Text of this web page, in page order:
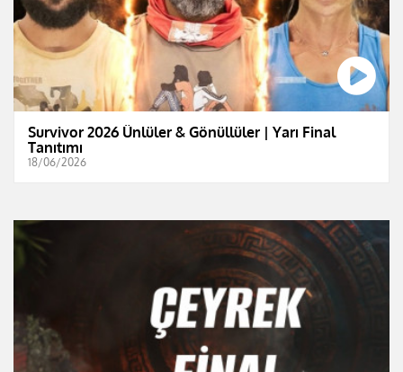
Survivor 2026 Ünlüler & Gönüllüler | Yarı Final
Tanıtımı
18/06/2026